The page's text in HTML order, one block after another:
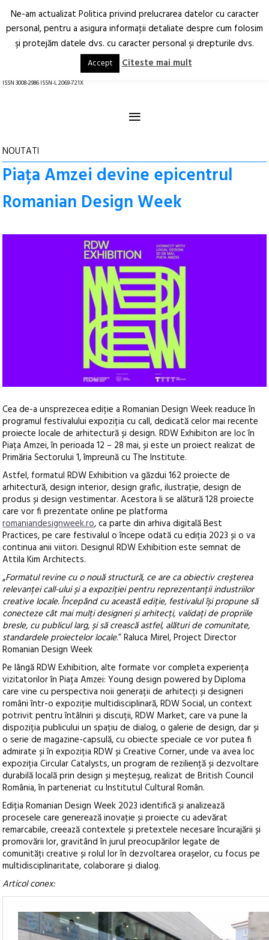
Arhitectură.
Oraș.
RO EN
ISSN 3008-2986 ISSN-L 2069-721X
≡
NOUTATI
Piața Amzei devine epicentrul
Romanian Design Week
Cea de-a unsprezecea ediție a Romanian Design Week readuce în
programul festivalului expoziția cu call, dedicată celor mai recente
proiecte locale de arhitectură și design. RDW Exhibiton are loc în
Piața Amzei, în perioada 12 – 28 mai, și este un proiect realizat de
Primăria Sectorului 1, împreună cu The Institute.
Astfel, formatul RDW Exhibition va găzdui 162 proiecte de
arhitectură, design interior, design grafic, ilustrație, design de
produs și design vestimentar. Acestora li se alătură 128 proiecte
care vor fi prezentate online pe platforma
romaniandesignweek.ro, ca parte din arhiva digitală Best
Practices, pe care festivalul o începe odată cu ediția 2023 și o va
continua anii viitori. Designul RDW Exhibition este semnat de
Attila Kim Architects.
„Formatul revine cu o nouă structură, ce are ca obiectiv creșterea
relevanței call-ului și a expoziției pentru reprezentanții industriilor
creative locale. Începând cu această ediție, festivalul își propune să
conecteze cât mai mulți designeri și arhitecți, validați de propriile
bresle, cu publicul larg, și să crească astfel, alături de comunitate,
standardele proiectelor locale.” Raluca Mirel, Project Director
Romanian Design Week
Pe lângă RDW Exhibition, alte formate vor completa experiența
vizitatorilor în Piața Amzei: Young design powered by Diploma
care vine cu perspectiva noii generații de arhitecți și designeri
români într-o expoziție multidisciplinară, RDW Social, un context
potrivit pentru întâlniri și discuții, RDW Market, care va pune la
dispoziția publicului un spațiu de dialog, o galerie de design, dar și
o serie de magazine-capsulă, cu obiecte speciale ce vor putea fi
admirate și în expoziția RDW și Creative Corner, unde va avea loc
expoziția Circular Catalysts, un program de reziliență și dezvoltare
durabilă locală prin design și meșteșug, realizat de British Council
România, în parteneriat cu Institutul Cultural Român.
Ediția Romanian Design Week 2023 identifică și analizează
procesele care generează inovație și proiecte cu adevărat
remarcabile, creează contextele și pretextele necesare încurajării și
promovării lor, gravitând în jurul preocupărilor legate de
comunități creative și rolul lor în dezvoltarea orașelor, cu focus pe
multidisciplinaritate, colaborare și dialog.
Articol conex:
Ne-am actualizat Politica privind prelucrarea datelor cu caracter
personal, pentru a asigura informaţii detaliate despre cum folosim
şi protejăm datele dvs. cu caracter personal şi drepturile dvs.
Accept Citeste mai mult